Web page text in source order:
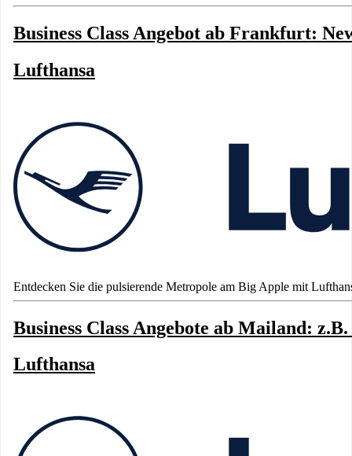
Business Class Angebot ab Frankfurt:
Lufthansa
Entdecken Sie die pulsierende Metropole am Big Apple mit
Business Class Angebote ab Mailand:
Lufthansa